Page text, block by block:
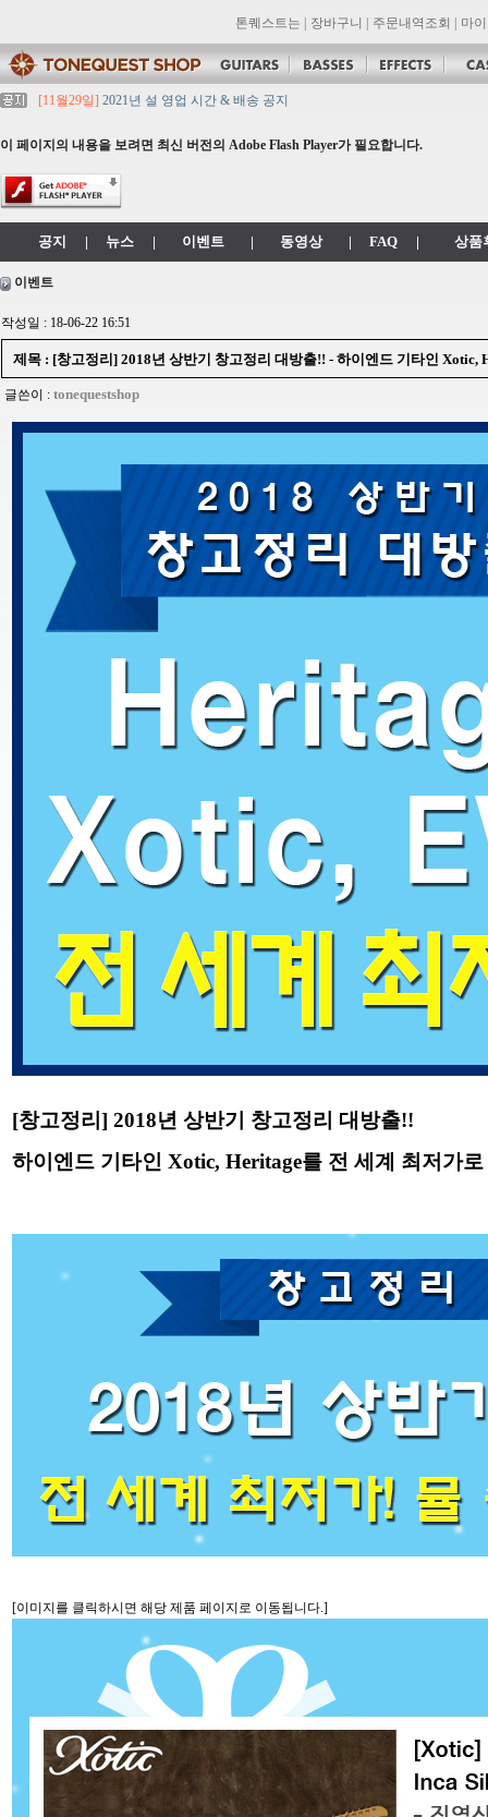
톤퀘스트는 장바구니 주문내역조회 마
[11월29일] 2021년 설 영업 시간 & 배송 공지
[11월29일]톤퀘스트 10월 휴무일 안내입니다.
[11월29일]
톤퀘스트쇼핑몰 리뉴얼 되었습니다. -> .com 에서 .co.kr 로 변경됩
이 페이지의 내용을 보려면 최신 버전의 Adobe Flash Player가 필요합니다.
공지 | 뉴스 | 이벤트 | 동영상 | FAQ | 상품
이벤트
작성일 : 18-06-22 16:51
제목 : [창고정리] 2018년 상반기 창고정리 대방출!! - 하이엔드 기타인 Xotic,
글쓴이 : tonequestshop
[창고정리] 2018년 상반기 창고정리 대방출!!
하이엔드 기타인 Xotic, Heritage를 전 세계 최저가
[이미지를 클릭하시면 해당 제품 페이지로 이동됩니다.]